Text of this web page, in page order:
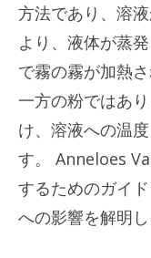
方法であり、溶
より、液体が蒸
で霧の霧が加熱
一方の粉ではあ
け、溶液への温
す。 Anneloes
するためのガイ
への影響を解明し